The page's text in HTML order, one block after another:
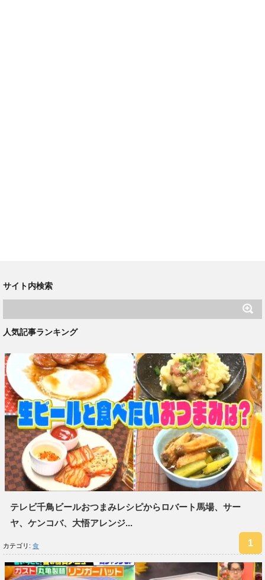
サイト内検索
人気記事ランキング
テレビ千鳥ビールおつまみレシピからロバート馬場、サー
ヤ、ケンコバ、大悟アレンジ...
カテゴリ: 食